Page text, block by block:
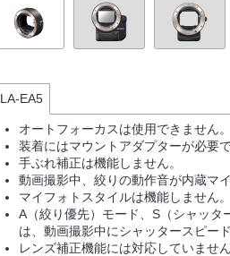
LA-EA5
オートフォーカスは使用できません。
装着にはマウントアダプターが必要で
手ぶれ補正は機能しません。
動画撮影中、絞りの動作音が内蔵マ
マイフォトスタイルは機能しません。
A（絞り優先）モード、S（シャッ
は、動画撮影中にシャッタースピー
レンズ補正機能には対応していません